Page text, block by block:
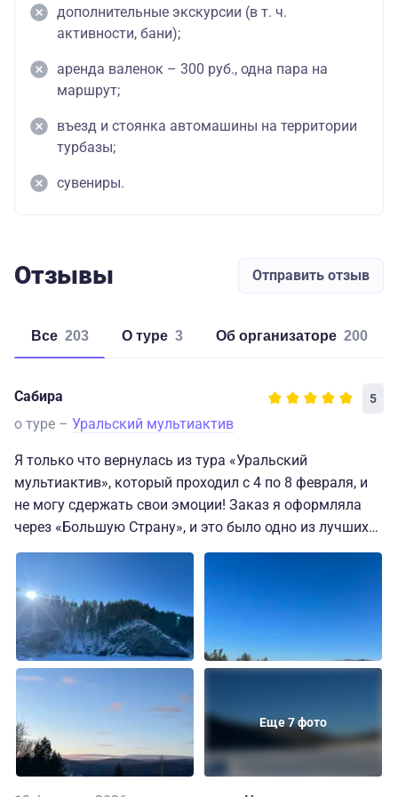
дополнительные экскурсии (в т. ч.
активности, бани);
аренда валенок – 300 руб., одна пара на
маршрут;
въезд и стоянка автомашины на территории
турбазы;
сувениры.
Отзывы Отправить отзыв
Все 203 о туре 3 об организаторе 200
Сабира 5
о туре – Уральский мультиактив
Я только что вернулась из тура «Уральский
мультиактив», который проходил с 4 по 8 февраля, и
не могу сдержать свои эмоции! Заказ я оформляла
через «Большую Страну», и это было одно из лучших
решений, которые я приняла. Огромная благодарность
команде операторов и особенно менеджеру
Анастасии, которая помогла мне выбрать и
забронировать этот замечательный тур. Она была
всегда на связи, отвечая на все мои вопросы, что
сделало подготовку к путешествию более комфортной
и приятной.
Турбаза, на которой мы остановились, превзошла все
ожидания. Здесь было тепло и уютно, а чистота была
на высшем уровне. Улыбчивые и дружелюбные
сотрудники создавали атмосферу домашнего уюта.
Еще 7 фото